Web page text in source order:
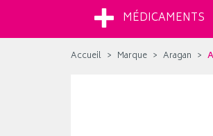
MÉDICAMENTS
Accueil Marque Aragan